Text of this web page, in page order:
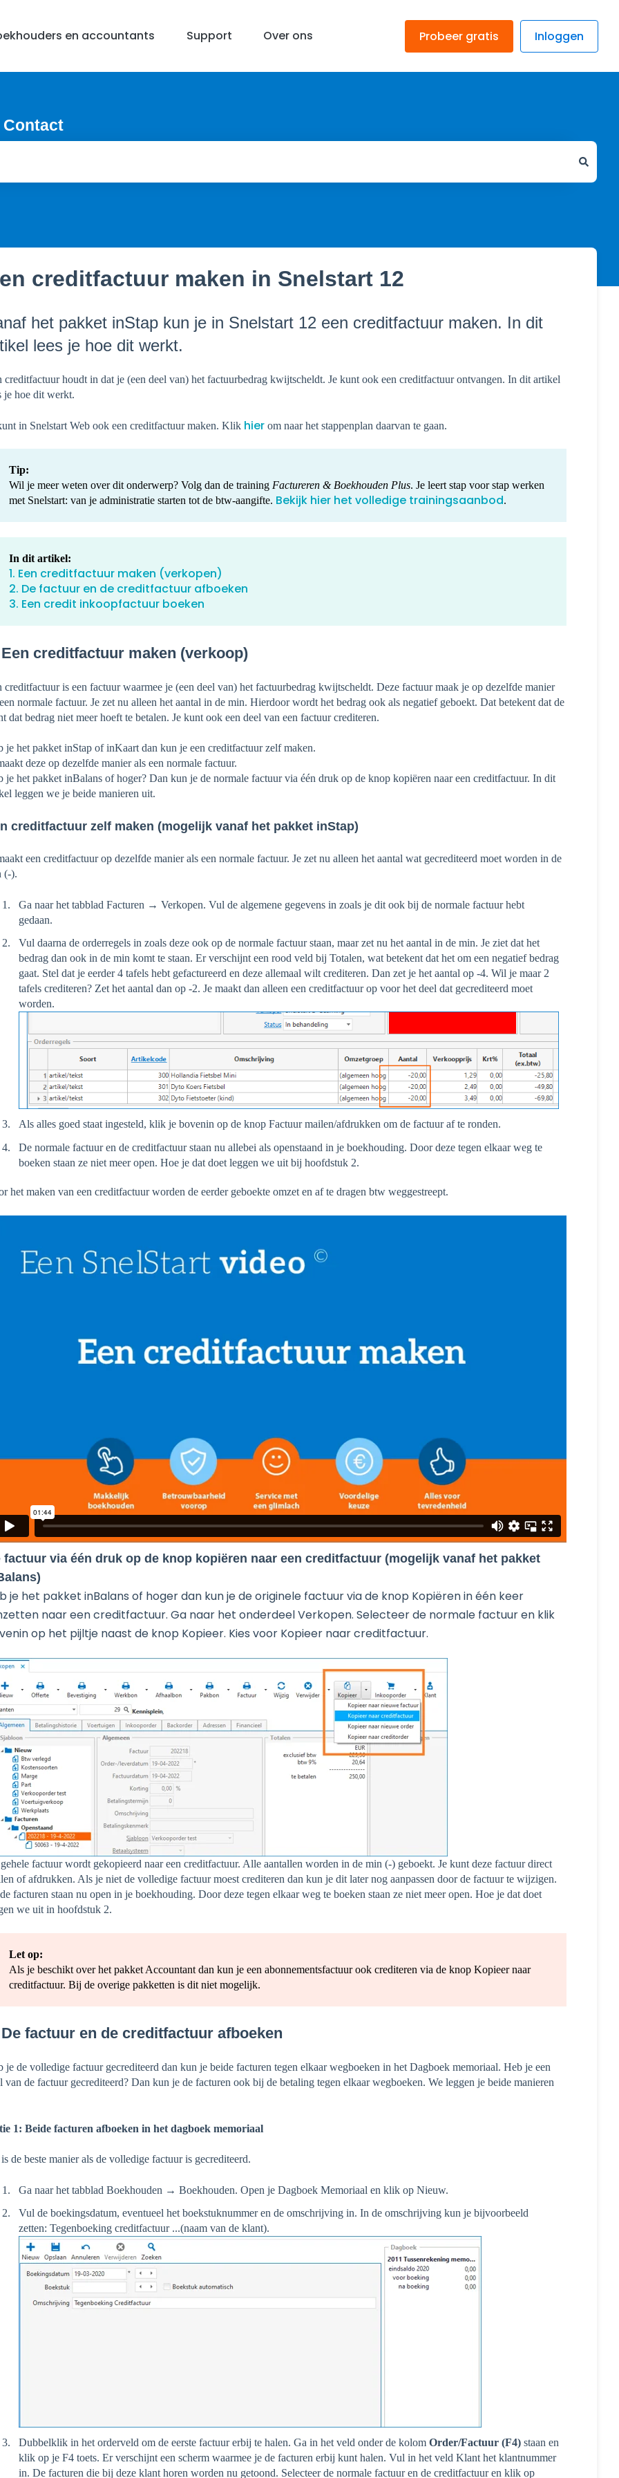
Probeer gratis Inloggen
en accountants Support Over ons
Contact
creditfactuur maken in Snelstart 12
het pakket inStap kun je in Snelstart 12 een creditfactuur maken. In dit
lees je hoe dit werkt.
creditfactuur houdt in dat je (een deel van) het factuurbedrag kwijtscheldt. Je kunt ook een creditfactuur ontvangen. In dit artikel
je hoe dit werkt.
in Snelstart Web ook een creditfactuur maken. Klik hierom naar het stappenplan daarvan te gaan.
Tip:
Wil je meer weten over dit onderwerp? Volg dan de training Factureren & Boekhouden Plus. Je leert stap voor stap werken
met Snelstart: van je administratie starten tot de btw-aangifte. Bekijk hier het volledige trainingsaanbod.
In dit artikel:
1. Een creditfactuur maken (verkopen)
2. De factuur en de creditfactuur afboeken
3. Een credit inkoopfactuur boeken
creditfactuur maken (verkoop)
creditfactuur is een factuur waarmee je (een deel van) het factuurbedrag kwijtscheldt. Deze factuur maak je op dezelfde manier
normale factuur. Je zet nu alleen het aantal in de min. Hierdoor wordt het bedrag ook als negatief geboekt. Dat betekent dat de
dat bedrag niet meer hoeft te betalen. Je kunt ook een deel van een factuur crediteren.
je het pakket inStap of inKaart dan kun je een creditfactuur zelf maken.
deze op dezelfde manier als een normale factuur.
je het pakket inBalans of hoger? Dan kun je de normale factuur via één druk op de knop kopiëren naar een creditfactuur. In dit
leggen we je beide manieren uit.
creditfactuur zelf maken (mogelijk vanaf het pakket inStap)
een creditfactuur op dezelfde manier als een normale factuur. Je zet nu alleen het aantal wat gecrediteerd moet worden in de
(-).
Ga naar het tabblad Facturen → Verkopen. Vul de algemene gegevens in zoals je dit ook bij de normale factuur hebt
gedaan.
Vul daarna de orderregels in zoals deze ook op de normale factuur staan, maar zet nu het aantal in de min. Je ziet dat het
bedrag dan ook in de min komt te staan. Er verschijnt een rood veld bij Totalen, wat betekent dat het om een negatief bedrag
gaat. Stel dat je eerder 4 tafels hebt gefactureerd en deze allemaal wilt crediteren. Dan zet je het aantal op -4. Wil je maar 2
tafels crediteren? Zet het aantal dan op -2. Je maakt dan alleen een creditfactuur op voor het deel dat gecrediteerd moet
worden.
Als alles goed staat ingesteld, klik je bovenin op de knop Factuur mailen/afdrukken om de factuur af te ronden.
De normale factuur en de creditfactuur staan nu allebei als openstaand in je boekhouding. Door deze tegen elkaar weg te
boeken staan ze niet meer open. Hoe je dat doet leggen we uit bij hoofdstuk 2.
het maken van een creditfactuur worden de eerder geboekte omzet en af te dragen btw weggestreept.
factuur via één druk op de knop kopiëren naar een creditfactuur (mogelijk vanaf het pakket
je het pakket inBalans of hoger dan kun je de originele factuur via de knop Kopiëren in één keer
naar een creditfactuur. Ga naar het onderdeel Verkopen. Selecteer de normale factuur en klik
op het pijltje naast de knop Kopieer. Kies voor Kopieer naar creditfactuur.
factuur wordt gekopieerd naar een creditfactuur. Alle aantallen worden in de min (-) geboekt. Je kunt deze factuur direct
of afdrukken. Als je niet de volledige factuur moest crediteren dan kun je dit later nog aanpassen door de factuur te wijzigen.
facturen staan nu open in je boekhouding. Door deze tegen elkaar weg te boeken staan ze niet meer open. Hoe je dat doet
we uit in hoofdstuk 2.
Let op:
Als je beschikt over het pakket Accountant dan kun je een abonnementsfactuur ook crediteren via de knop Kopieer naar
creditfactuur. Bij de overige pakketten is dit niet mogelijk.
factuur en de creditfactuur afboeken
je de volledige factuur gecrediteerd dan kun je beide facturen tegen elkaar wegboeken in het Dagboek memoriaal. Heb je een
van de factuur gecrediteerd? Dan kun je de facturen ook bij de betaling tegen elkaar wegboeken. We leggen je beide manieren
1: Beide facturen afboeken in het dagboek memoriaal
de beste manier als de volledige factuur is gecrediteerd.
Ga naar het tabblad Boekhouden → Boekhouden. Open je Dagboek Memoriaal en klik op Nieuw.
Vul de boekingsdatum, eventueel het boekstuknummer en de omschrijving in. In de omschrijving kun je bijvoorbeeld
zetten: Tegenboeking creditfactuur ...(naam van de klant).
Dubbelklik in het orderveld om de eerste factuur erbij te halen. Ga in het veld onder de kolom Order/Factuur (F4)staan en
klik op je F4 toets. Er verschijnt een scherm waarmee je de facturen erbij kunt halen. Vul in het veld Klant het klantnummer
in. De facturen die bij deze klant horen worden nu getoond. Selecteer de normale factuur en de creditfactuur en klik op